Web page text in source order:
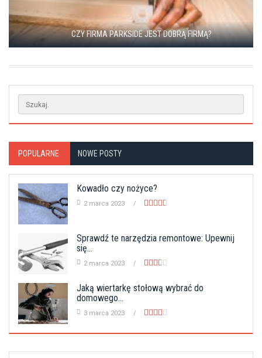
CZY FIRMA PARKSIDE JEST DOBRĄ FIRMĄ?
POPULARNE NOWE POSTY
Kowadło czy nożyce?
2 marca 2023
Sprawdź te narzędzia remontowe: Upewnij
się...
2 marca 2023
Jaką wiertarkę stołową wybrać do
domowego...
3 marca 2023